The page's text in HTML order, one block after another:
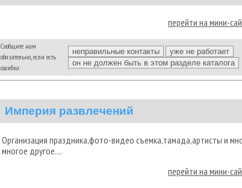
перейти на мини-
Сообщите нам
обязательно, если есть
ошибка:
Империя развлечений
Организация праздника,фото-видео съемка,тамада,артисты и
многое другое....
перейти на мини-